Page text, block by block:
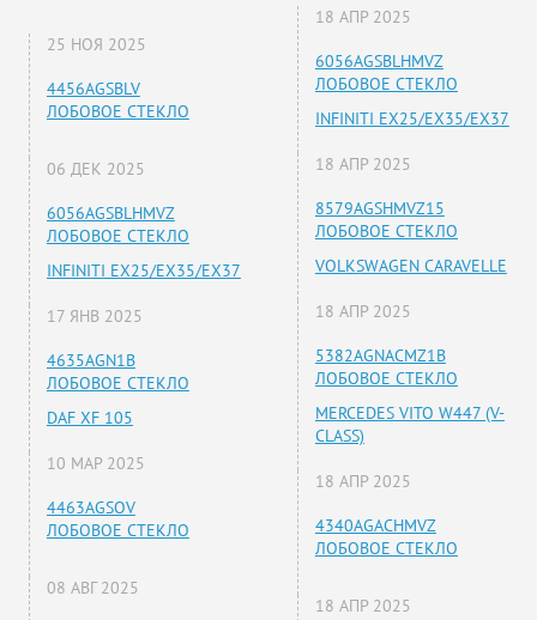
25 НОЯ 2025
4456AGSBLV
ЛОБОВОЕ СТЕКЛО
06 ДЕК 2025
6056AGSBLHMVZ
ЛОБОВОЕ СТЕКЛО
INFINITI EX25/EX35/EX37
17 ЯНВ 2025
4635AGN1B
ЛОБОВОЕ СТЕКЛО
DAF XF 105
10 МАР 2025
4463AGSOV
ЛОБОВОЕ СТЕКЛО
08 АВГ 2025
18 АПР 2025
6056AGSBLHMVZ
ЛОБОВОЕ СТЕКЛО
INFINITI EX25/EX35/EX37
18 АПР 2025
8579AGSHMVZ15
ЛОБОВОЕ СТЕКЛО
VOLKSWAGEN CARAVELLE
18 АПР 2025
5382AGNACMZ1B
ЛОБОВОЕ СТЕКЛО
MERCEDES VITO W447 (V-
CLASS)
18 АПР 2025
4340AGACHMVZ
ЛОБОВОЕ СТЕКЛО
18 АПР 2025